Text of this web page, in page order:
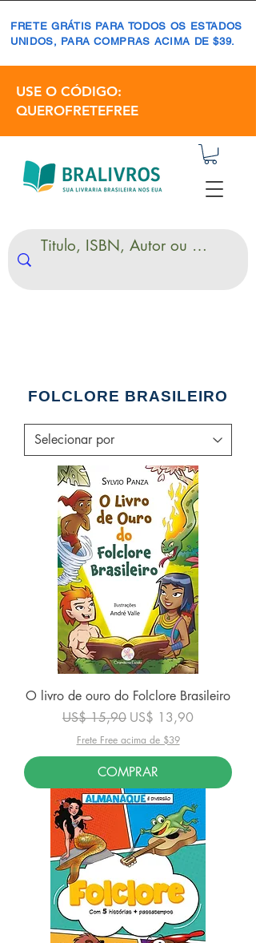
FRETE GRÁTIS PARA TODOS OS ESTADOS
UNIDOS, PARA COMPRAS ACIMA DE $39.
USE O CÓDIGO:
QUEROFRETEFREE
FOLCLORE BRASILEIRO
O livro de ouro do Folclore Brasileiro
Preço normal
US$ 15,90 Preço promocional
US$ 13,90
Frete Free acima de $39
COMPRAR